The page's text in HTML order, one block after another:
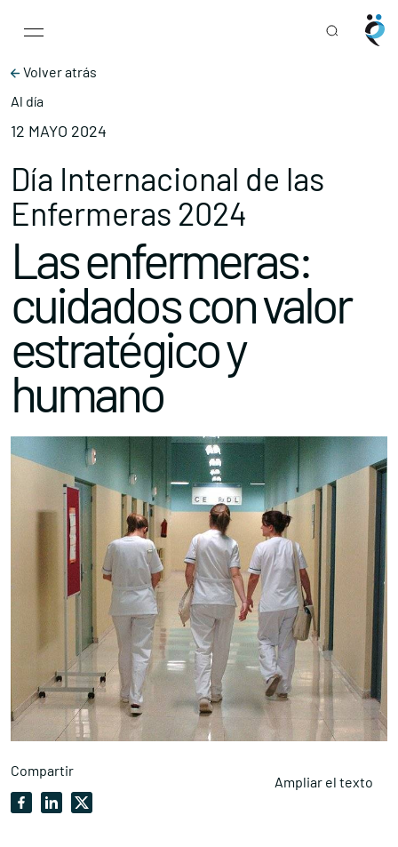
Main Navigation
Volver atrás
Al día
12 MAYO 2024
Día Internacional de las
Enfermeras 2024
Las enfermeras:
cuidados con valor
estratégico y
humano
Compartir
Ampliar el texto